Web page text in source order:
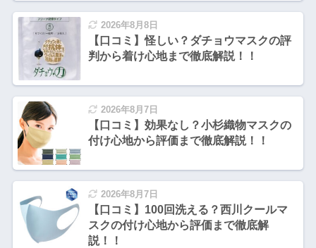
2026年8月8日
【口コミ】怪しい？ダチョウマスクの評
判から着け心地まで徹底解説！！
2026年8月7日
【口コミ】効果なし？小杉織物マスクの
付け心地から評価まで徹底解説！！
2026年8月7日
【口コミ】100回洗える？西川クールマ
スクの付け心地から評価まで徹底解
説！！